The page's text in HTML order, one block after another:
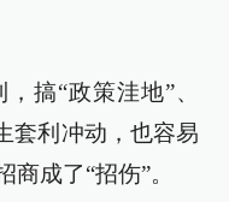
搞“政策洼地”、
套利冲动，也容易
成了“招伤”。